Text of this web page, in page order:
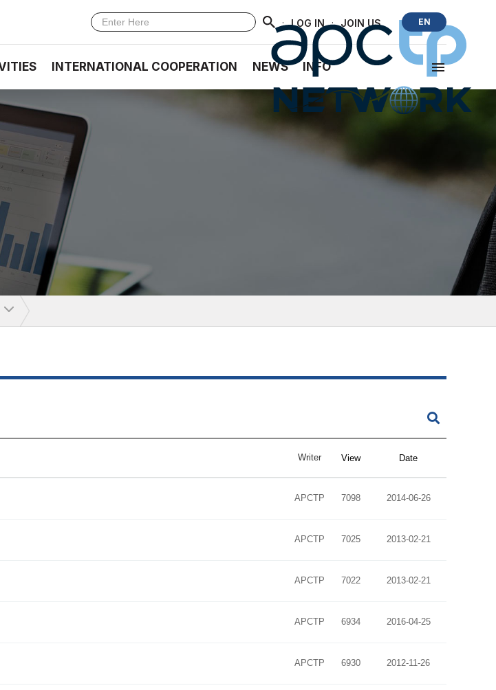
· LOG IN · JOIN US EN
INTERNATIONAL COOPERATION NEWS INFO
Writer View Date
APCTP 7098 2014-06-26
APCTP 7025 2013-02-21
APCTP 7022 2013-02-21
APCTP 6934 2016-04-25
APCTP 6930 2012-11-26